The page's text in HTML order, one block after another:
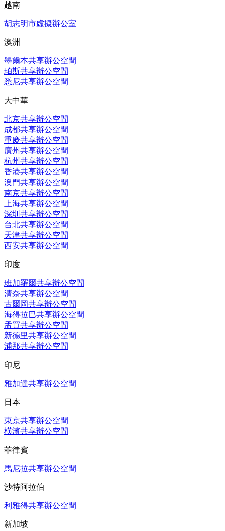
越南
胡志明市虛擬辦公室
澳洲
墨爾本共享辦公空間
珀斯共享辦公空間
悉尼共享辦公空間
大中華
北京共享辦公空間
成都共享辦公空間
重慶共享辦公空間
廣州共享辦公空間
杭州共享辦公空間
香港共享辦公空間
澳門共享辦公空間
南京共享辦公空間
上海共享辦公空間
深圳共享辦公空間
台北共享辦公空間
天津共享辦公空間
西安共享辦公空間
印度
班加羅爾共享辦公空間
清奈共享辦公空間
古爾岡共享辦公空間
海得拉巴共享辦公空間
孟買共享辦公空間
新德里共享辦公空間
浦那共享辦公空間
印尼
雅加達共享辦公空間
日本
東京共享辦公空間
橫濱共享辦公空間
菲律賓
馬尼拉共享辦公空間
沙特阿拉伯
利雅得共享辦公空間
新加坡